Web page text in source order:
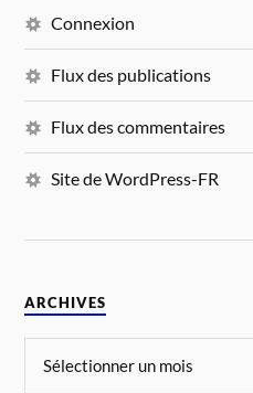
Connexion
Flux des publications
Flux des commentaires
Site de WordPress-FR
ARCHIVES